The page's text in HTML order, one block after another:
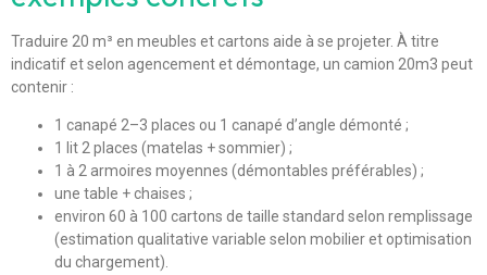
Traduire 20 m³ en meubles et cartons aide à se projeter. À titre
indicatif et selon agencement et démontage, un camion 20m3 peut
contenir :
1 canapé 2–3 places ou 1 canapé d’angle démonté ;
1 lit 2 places (matelas + sommier) ;
1 à 2 armoires moyennes (démontables préférables) ;
une table + chaises ;
environ 60 à 100 cartons de taille standard selon remplissage
(estimation qualitative variable selon mobilier et optimisation
du chargement).